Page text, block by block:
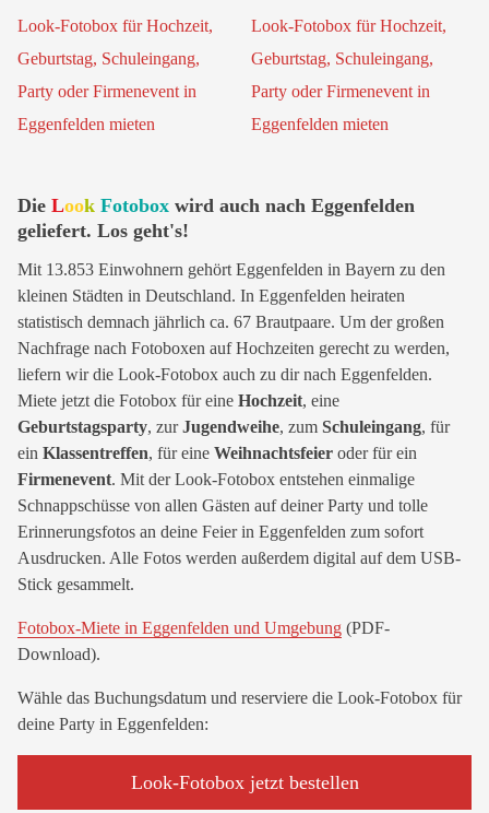
Die Look Fotobox wird auch nach Eggenfelden
geliefert. Los geht's!
Mit 13.853 Einwohnern gehört Eggenfelden in Bayern zu den
kleinen Städten in Deutschland. In Eggenfelden heiraten
statistisch demnach jährlich ca. 67 Brautpaare. Um der großen
Nachfrage nach Fotoboxen auf Hochzeiten gerecht zu werden,
liefern wir die Look-Fotobox auch zu dir nach Eggenfelden.
Miete jetzt die Fotobox für eine Hochzeit, eine
Geburtstagsparty, zurJugendweihe, zum Schuleingang, für
ein Klassentreffen, für eine Weihnachtsfeier oder für ein
Firmenevent. Mit der Look-Fotobox entstehen einmalige
Schnappschüsse von allen Gästen auf deiner Party und tolle
Erinnerungsfotos an deine Feier in Eggenfelden zum sofort
Ausdrucken. Alle Fotos werden außerdem digital auf dem USB-
Stick gesammelt.
Fotobox-Miete in Eggenfelden und Umgebung (PDF-
Download).
Wähle das Buchungsdatum und reserviere die Look-Fotobox für
deine Party in Eggenfelden:
Look-Fotobox jetzt bestellen